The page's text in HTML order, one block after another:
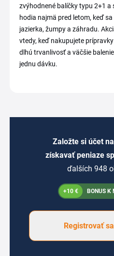
zvýhodnené balíčky typu 2+1 a
hodia najmä pred letom, keď
jazierka, žumpy a záhradu.
vtedy, keď nakupujete
dlhú trvanlivosť a väčšie
jednu dávku.
Založte si účet
získavať peniaze
ďalších 948
+10 € BONUS K
Registrovať